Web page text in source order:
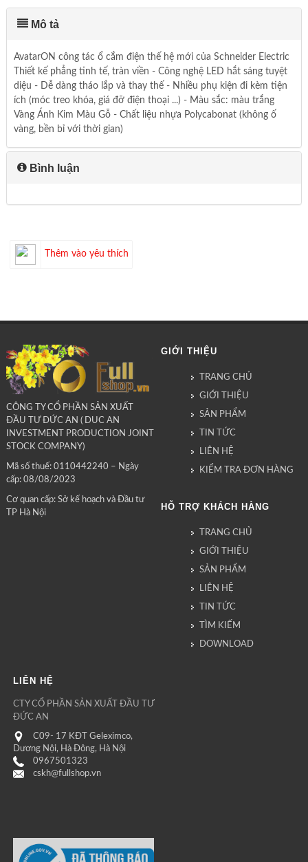
Mô tả
AvatarON công tác ổ cắm điện thế hệ mới của Schneider Electric
Thiết kế phẳng tinh tế, tràn viền - Công nghệ LED hắt sáng tuyệt
diệu - Dễ dàng tháo lắp và thay thế - Nhiều phụ kiện đi kèm tiện
ích (móc treo khóa, giá đỡ điện thoại ...) - Màu sắc: màu trắng
Vàng Ánh Kim Màu Gỗ - Chất liệu nhựa Polycabonat (không ố
vàng, bền bỉ với thời gian)
Bình luận
Thêm vào yêu thích
CÔNG TY CỔ PHẦN SẢN XUẤT
ĐẦU TƯ ĐỨC AN ( DUC AN
INVESTMENT PRODUCTION JOINT
STOCK COMPANY)
Mã số thuế: 0110442240 – Ngày
cấp: 08/08/2023
Cơ quan cấp: Sở kế hoạch và Đầu tư
TP Hà Nội
GIỚI THIỆU
TRANG CHỦ
GIỚI THIỆU
SẢN PHẨM
TIN TỨC
LIÊN HỆ
KIỂM TRA ĐƠN HÀNG
HỖ TRỢ KHÁCH HÀNG
TRANG CHỦ
GIỚI THIỆU
SẢN PHẨM
LIÊN HỆ
TIN TỨC
TÌM KIẾM
DOWNLOAD
LIÊN HỆ
CTY CỔ PHẦN SẢN XUẤT ĐẦU TƯ
ĐỨC AN
C09- 17 KĐT Geleximco,
Dương Nội, Hà Đông, Hà Nội
0967501323
cskh@fullshop.vn